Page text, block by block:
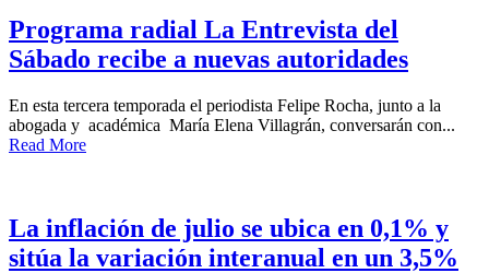
Programa radial La Entrevista del
Sábado recibe a nuevas autoridades
En esta tercera temporada el periodista Felipe Rocha, junto a la
abogada y académica María Elena Villagrán, conversarán con...
Read More
La inflación de julio se ubica en 0,1% y
sitúa la variación interanual en un 3,5%